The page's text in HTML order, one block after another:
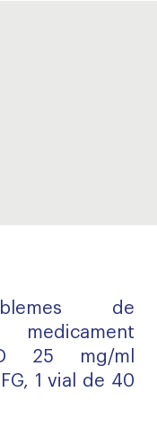
de
25 mg/ml
1 vial de 40